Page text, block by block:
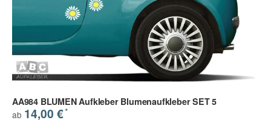
AA984 BLUMEN Aufkleber Blumenaufkleber SET 5
ab 14,00 €*